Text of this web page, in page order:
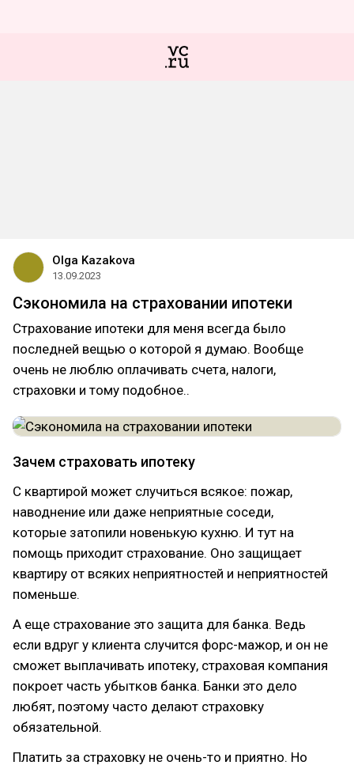
Olga Kazakova
13.09.2023
Сэкономила на страховании ипотеки
Страхование ипотеки для меня всегда было
последней вещью о которой я думаю. Вообще
очень не люблю оплачивать счета, налоги,
страховки и тому подобное..
Зачем страховать ипотеку
С квартирой может случиться всякое: пожар,
наводнение или даже неприятные соседи,
которые затопили новенькую кухню. И тут на
помощь приходит страхование. Оно защищает
квартиру от всяких неприятностей и неприятностей
поменьше.
А еще страхование это защита для банка. Ведь
если вдруг у клиента случится форс-мажор, и он не
сможет выплачивать ипотеку, страховая компания
покроет часть убытков банка. Банки это дело
любят, поэтому часто делают страховку
обязательной.
Платить за страховку не очень-то и приятно. Но